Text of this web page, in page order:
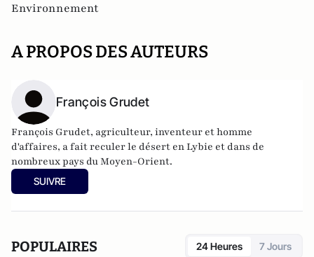
Environnement
A PROPOS DES AUTEURS
François Grudet
François Grudet, agriculteur, inventeur et homme
d'affaires, a fait reculer le désert en Lybie et dans de
nombreux pays du Moyen-Orient.
SUIVRE
POPULAIRES 24 Heures 7 Jours